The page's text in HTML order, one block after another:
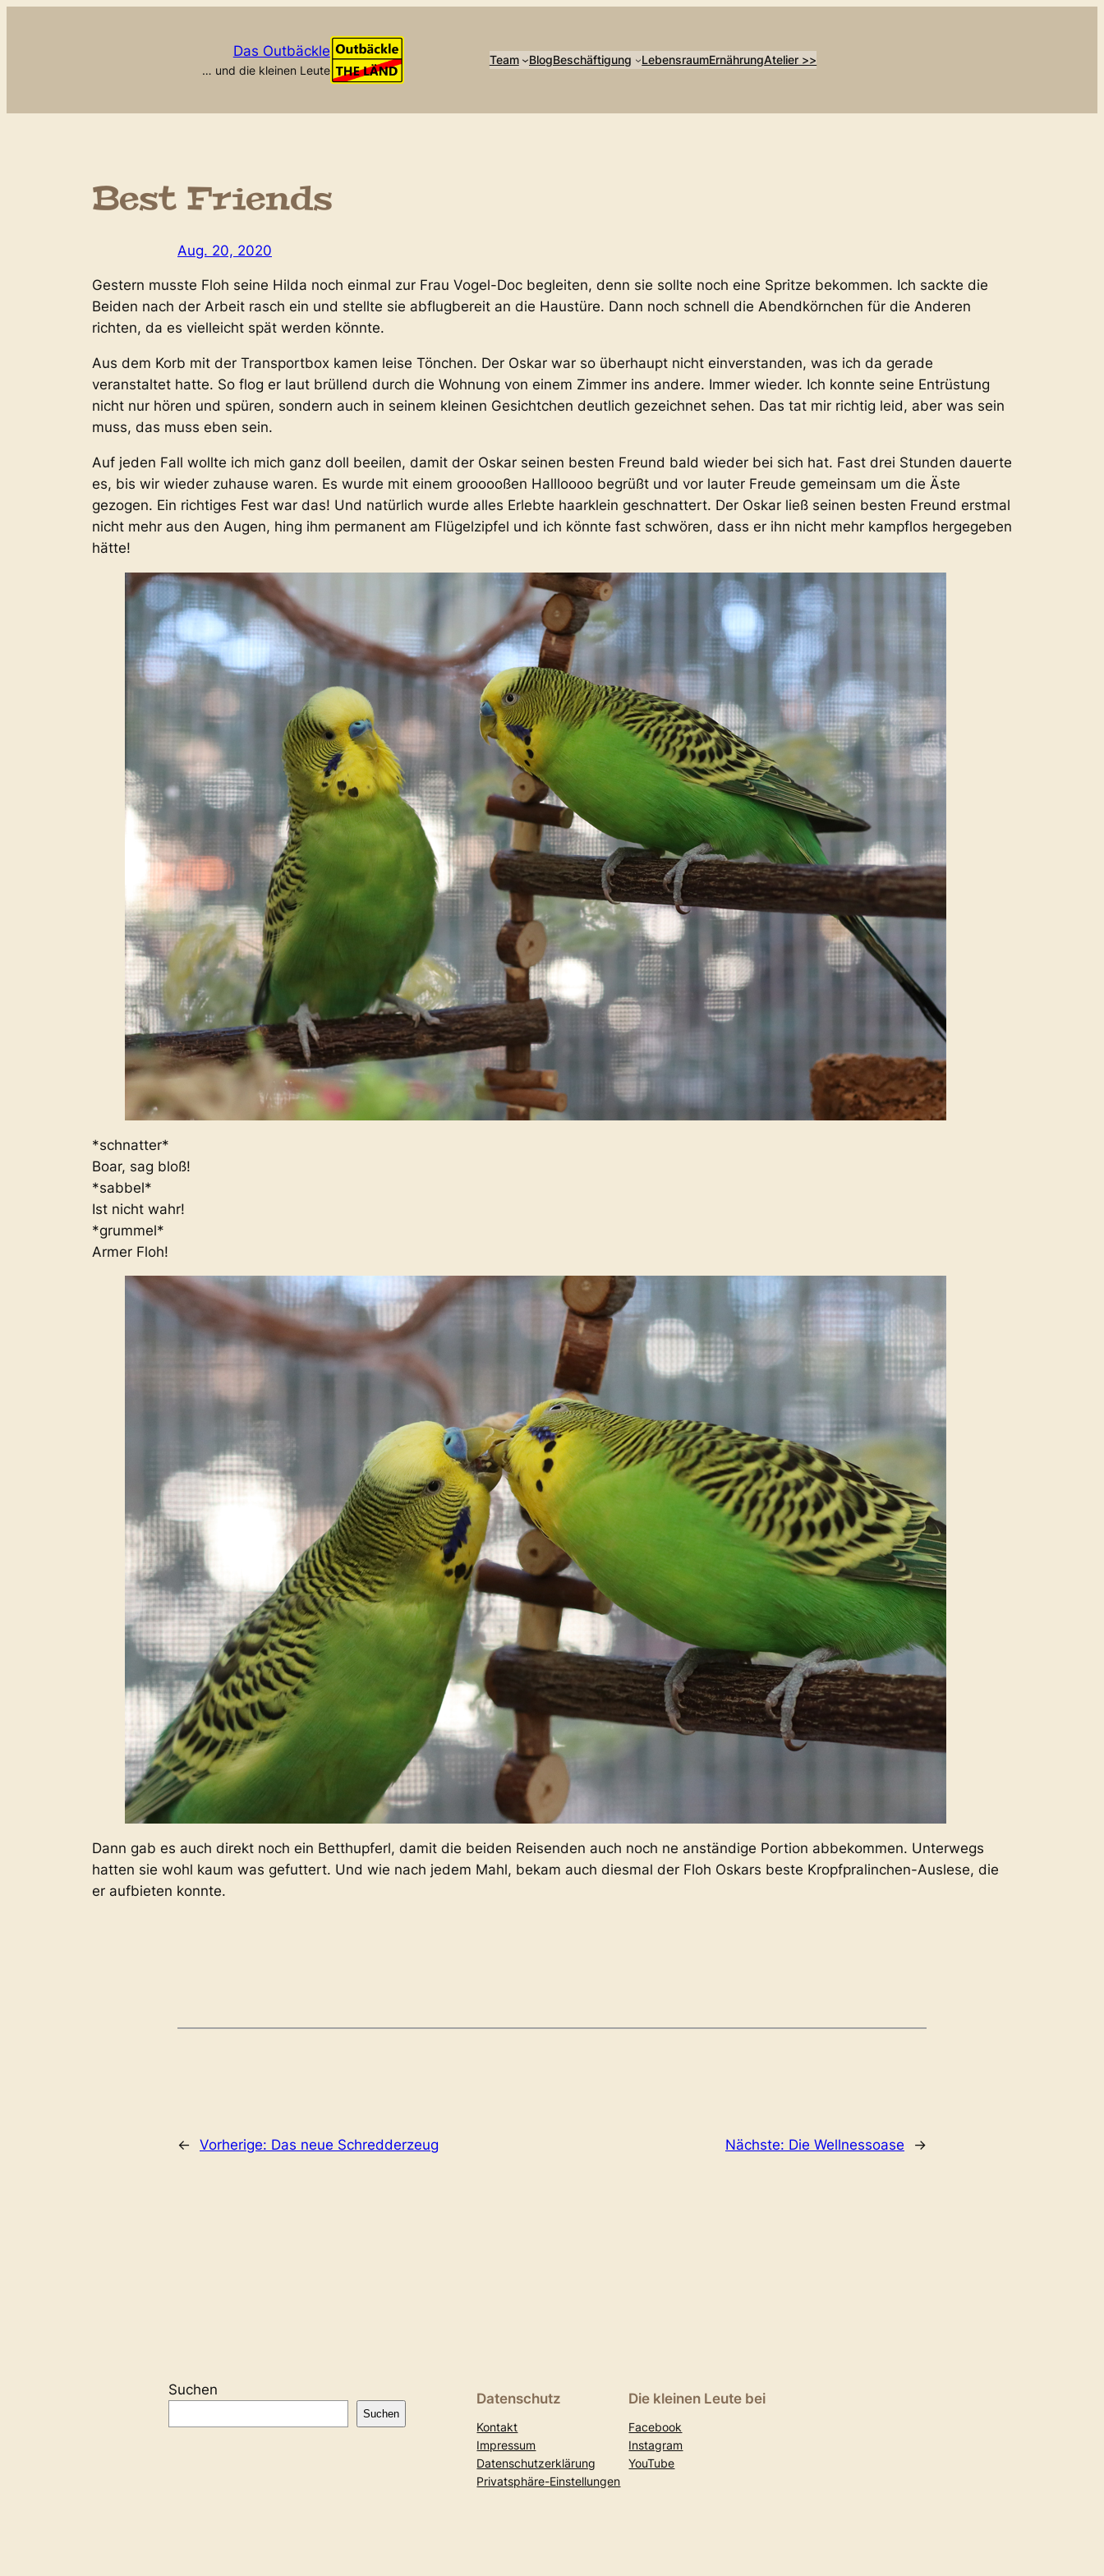
Das Outbäckle
… und die kleinen Leute
Team BlogBeschäftigung LebensraumErnährungAtelier >>
Best Friends
Aug. 20, 2020
Gestern musste Floh seine Hilda noch einmal zur Frau Vogel-Doc begleiten, denn sie sollte noch eine Spritze bekommen. Ich sackte die
Beiden nach der Arbeit rasch ein und stellte sie abflugbereit an die Haustüre. Dann noch schnell die Abendkörnchen für die Anderen
richten, da es vielleicht spät werden könnte.
Aus dem Korb mit der Transportbox kamen leise Tönchen. Der Oskar war so überhaupt nicht einverstanden, was ich da gerade
veranstaltet hatte. So flog er laut brüllend durch die Wohnung von einem Zimmer ins andere. Immer wieder. Ich konnte seine Entrüstung
nicht nur hören und spüren, sondern auch in seinem kleinen Gesichtchen deutlich gezeichnet sehen. Das tat mir richtig leid, aber was sein
muss, das muss eben sein.
Auf jeden Fall wollte ich mich ganz doll beeilen, damit der Oskar seinen besten Freund bald wieder bei sich hat. Fast drei Stunden dauerte
es, bis wir wieder zuhause waren. Es wurde mit einem grooooßen Hallloooo begrüßt und vor lauter Freude gemeinsam um die Äste
gezogen. Ein richtiges Fest war das! Und natürlich wurde alles Erlebte haarklein geschnattert. Der Oskar ließ seinen besten Freund erstmal
nicht mehr aus den Augen, hing ihm permanent am Flügelzipfel und ich könnte fast schwören, dass er ihn nicht mehr kampflos hergegeben
hätte!
*schnatter*
Boar, sag bloß!
*sabbel*
Ist nicht wahr!
*grummel*
Armer Floh!
Dann gab es auch direkt noch ein Betthupferl, damit die beiden Reisenden auch noch ne anständige Portion abbekommen. Unterwegs
hatten sie wohl kaum was gefuttert. Und wie nach jedem Mahl, bekam auch diesmal der Floh Oskars beste Kropfpralinchen-Auslese, die
er aufbieten konnte.
← Vorherige: Das neue Schredderzeug Nächste: Die Wellnessoase →
Suchen
Suchen
Datenschutz
Kontakt
Impressum
Datenschutzerklärung
Privatsphäre-Einstellungen
Die kleinen Leute bei
Facebook
Instagram
YouTube